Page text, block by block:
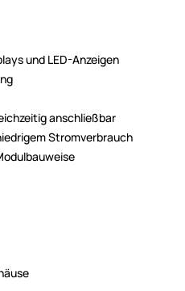
und LED-Anzeigen
anschließbar
Stromverbrauch